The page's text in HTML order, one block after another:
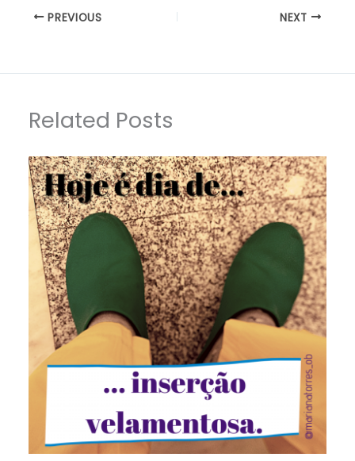
PREVIOUS NEXT
Related Posts